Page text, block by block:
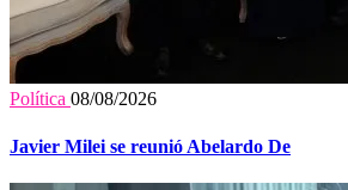
Política 08/08/2026
Javier Milei se reunió Abelardo De